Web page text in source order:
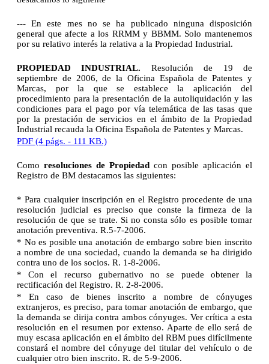
--- En este mes no se ha publicado ninguna disposición
general que afecte a los RRMM y BBMM. Solo mantenemos
por su relativo interés la relativa a la Propiedad Industrial.
PROPIEDAD INDUSTRIAL. Resolución de 19 de
septiembre de 2006, de la Oficina Española de Patentes y
Marcas, por la que se establece la aplicación del
procedimiento para la presentación de la autoliquidación y las
condiciones para el pago por vía telemática de las tasas que
por la prestación de servicios en el ámbito de la Propiedad
Industrial recauda la Oficina Española de Patentes y Marcas.
PDF (4 págs. - 111 KB.)
Como resoluciones de Propiedad con posible aplicación el
Registro de BM destacamos las siguientes:
* Para cualquier inscripción en el Registro procedente de una
resolución judicial es preciso que conste la firmeza de la
resolución de que se trate. Si no consta sólo es posible tomar
anotación preventiva. R.5-7-2006.
* No es posible una anotación de embargo sobre bien inscrito
a nombre de una sociedad, cuando la demanda se ha dirigido
contra uno de los socios. R. 1-8-2006.
* Con el recurso gubernativo no se puede obtener la
rectificación del Registro. R. 2-8-2006.
* En caso de bienes inscrito a nombre de cónyuges
extranjeros, es preciso, para tomar anotación de embargo, que
la demanda se dirija contra ambos cónyuges. Ver crítica a esta
resolución en el resumen por extenso. Aparte de ello será de
muy escasa aplicación en el ámbito del RBM pues difícilmente
constará el nombre del cónyuge del titular del vehículo o de
cualquier otro bien inscrito. R. de 5-9-2006.